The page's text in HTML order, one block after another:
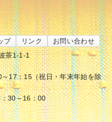
プ リンク
お問い合わせ
茶1-1-1
17：15（祝日・年末年始を除
30～16：00